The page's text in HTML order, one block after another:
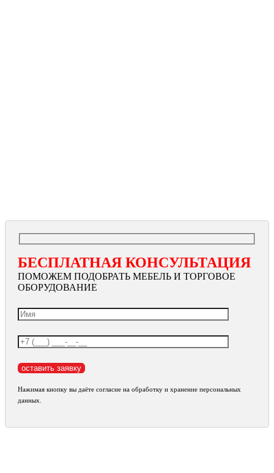
БЕСПЛАТНАЯ КОНСУЛЬТАЦИЯ
ПОМОЖЕМ ПОДОБРАТЬ МЕБЕЛЬ И ТОРГОВОЕ
ОБОРУДОВАНИЕ
Нажимая кнопку вы даёте согласие на обработку и хранение персональных
данных.